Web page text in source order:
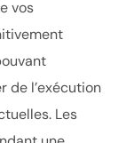
vos
de l’exécution
Les